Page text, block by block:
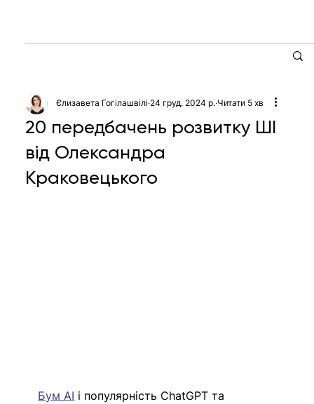
20 передбачень розвитку ШІ
від Олександра
Краковецького
Єлизавета Гогілашвілі 24 груд. 2024 р. Читати 5 хв
Бум AI і популярність ChatGPT та